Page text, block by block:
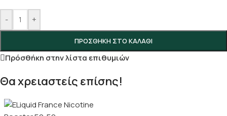
- +
ΠΡΟΣΘΉΚΗ ΣΤΟ ΚΑΛΆΘΙ
Πρόσθήκη στην λίστα επιθυμιών
Θα χρειαστείς επίσης!